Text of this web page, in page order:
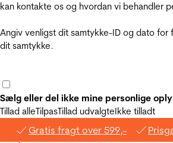
kan kontakte os og hvordan vi behandler
Angiv venligst dit samtykke-ID og dato
dit samtykke.
Sælg eller del ikke mine personlige
Tillad alleTilpasTillad udvalgteIkke tilladt
Gratis fragt over 599,-